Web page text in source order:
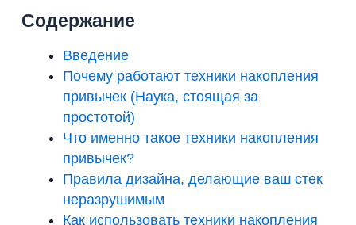
Содержание
Введение
Почему работают техники накопления
привычек (Наука, стоящая за
простотой)
Что именно такое техники накопления
привычек?
Правила дизайна, делающие ваш стек
неразрушимым
Как использовать техники накопления